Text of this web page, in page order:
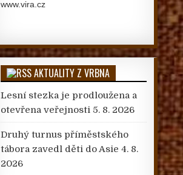
www.vira.cz
AKTUALITY Z VRBNA
Lesní stezka je prodloužena a
otevřena veřejnosti 5. 8. 2026
Druhý turnus příměstského
tábora zavedl děti do Asie 4. 8.
2026